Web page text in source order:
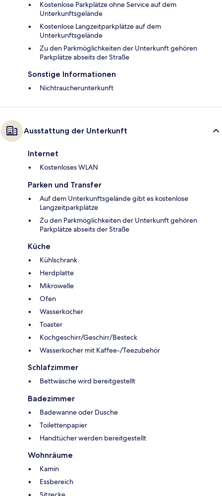
Kostenlose Parkplätze ohne Service auf dem
Unterkunftsgelände
Kostenlose Langzeitparkplätze auf dem
Unterkunftsgelände
Zu den Parkmöglichkeiten der Unterkunft gehören
Parkplätze abseits der Straße
Sonstige Informationen
Nichtraucherunterkunft
Ausstattung der Unterkunft
Internet
Kostenloses WLAN
Parken und Transfer
Auf dem Unterkunftsgelände gibt es kostenlose
Langzeitparkplätze
Zu den Parkmöglichkeiten der Unterkunft gehören
Parkplätze abseits der Straße
Küche
Kühlschrank
Herdplatte
Mikrowelle
Ofen
Wasserkocher
Toaster
Kochgeschirr/Geschirr/Besteck
Wasserkocher mit Kaffee-/Teezubehör
Schlafzimmer
Bettwäsche wird bereitgestellt
Badezimmer
Badewanne oder Dusche
Toilettenpapier
Handtücher werden bereitgestellt
Wohnräume
Kamin
Essbereich